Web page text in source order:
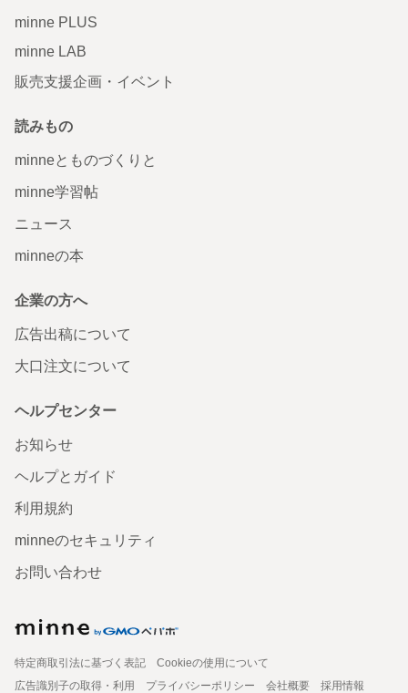
minne PLUS
minne LAB
販売支援企画・イベント
読みもの
minneとものづくりと
minne学習帖
ニュース
minneの本
企業の方へ
広告出稿について
大口注文について
ヘルプセンター
お知らせ
ヘルプとガイド
利用規約
minneのセキュリティ
お問い合わせ
特定商取引法に基づく表記
Cookieの使用について
広告識別子の取得・利用
プライバシーポリシー 会社概要
採用情報